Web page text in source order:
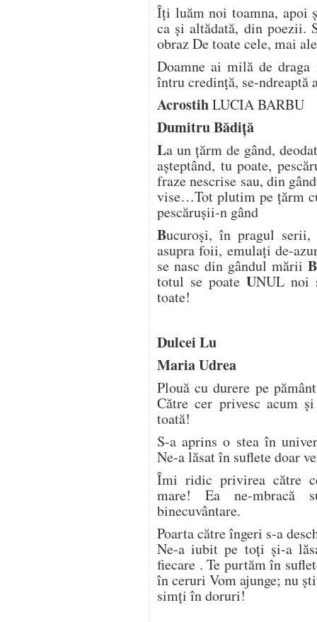
Îți luăm noi toamna, apoi
ca și altădată, din poezii.
obraz De toate cele, mai
Doamne ai milă de draga
întru credință, se-
AcrostihLUCIA BARBU
Dumitru Bădiță
La un țărm de gând,
așteptând, tu poate,
fraze nescrise sau, din
vise…Tot plutim pe țărm
pescărușii-n gând
Bucuroși, în pragul
asupra foii, emulați de-
se nasc din gândul măriiB
totul se poateUNUL noi
toate!
Dulcei Lu
Maria Udrea
Plouă cu durere pe
Către cer privesc acum
toată!
S-a aprins o stea în
Ne-a lăsat în suflete doar
Îmi ridic privirea către
mare! Ea ne-mbracă
binecuvântare.
Poarta către îngeri s-a
Ne-a iubit pe toţi şi-a
fiecare . Te purtăm în
în ceruri Vom ajunge; nu
simţi în doruri!